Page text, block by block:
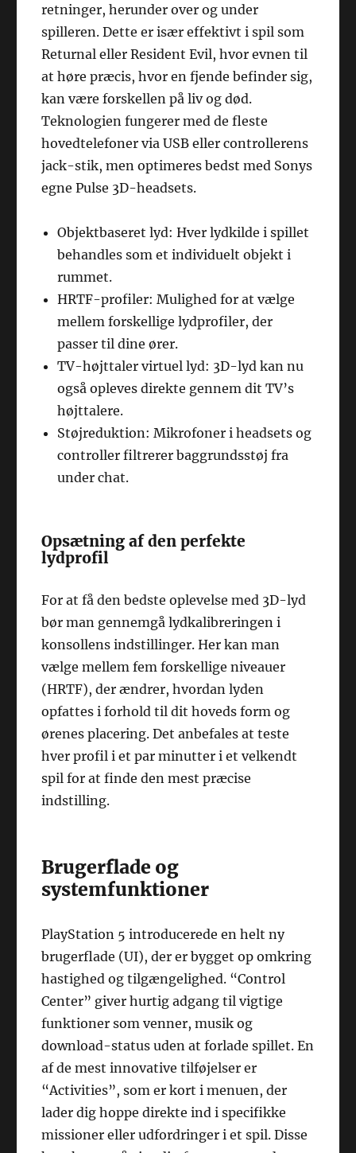
retninger, herunder over og under
spilleren. Dette er især effektivt i spil som
Returnal eller Resident Evil, hvor evnen til
at høre præcis, hvor en fjende befinder sig,
kan være forskellen på liv og død.
Teknologien fungerer med de fleste
hovedtelefoner via USB eller controllerens
jack-stik, men optimeres bedst med Sonys
egne Pulse 3D-headsets.
Objektbaseret lyd: Hver lydkilde i spillet
behandles som et individuelt objekt i
rummet.
HRTF-profiler: Mulighed for at vælge
mellem forskellige lydprofiler, der
passer til dine ører.
TV-højttaler virtuel lyd: 3D-lyd kan nu
også opleves direkte gennem dit TV’s
højttalere.
Støjreduktion: Mikrofoner i headsets og
controller filtrerer baggrundsstøj fra
under chat.
Opsætning af den perfekte
lydprofil
For at få den bedste oplevelse med 3D-lyd
bør man gennemgå lydkalibreringen i
konsollens indstillinger. Her kan man
vælge mellem fem forskellige niveauer
(HRTF), der ændrer, hvordan lyden
opfattes i forhold til dit hoveds form og
ørenes placering. Det anbefales at teste
hver profil i et par minutter i et velkendt
spil for at finde den mest præcise
indstilling.
Brugerflade og
systemfunktioner
PlayStation 5 introducerede en helt ny
brugerflade (UI), der er bygget op omkring
hastighed og tilgængelighed. “Control
Center” giver hurtig adgang til vigtige
funktioner som venner, musik og
download-status uden at forlade spillet. En
af de mest innovative tilføjelser er
“Activities”, som er kort i menuen, der
lader dig hoppe direkte ind i specifikke
missioner eller udfordringer i et spil. Disse